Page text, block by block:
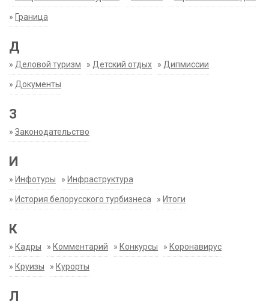
» Граница
Д
» Деловой туризм » Детский отдых » Дипмиссии
» Документы
З
» Законодательство
И
» Инфотуры » Инфраструктура
» История белорусского турбизнеса » Итоги
К
» Кадры » Комментарий » Конкурсы » Коронавирус
» Круизы » Курорты
Л